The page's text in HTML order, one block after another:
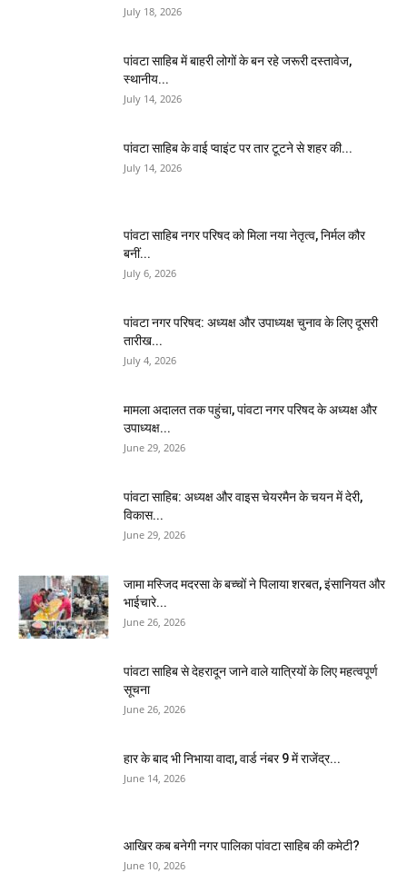
July 18, 2026
पांवटा साहिब में बाहरी लोगों के बन रहे जरूरी दस्तावेज,
स्थानीय...
July 14, 2026
पांवटा साहिब के वाई प्वाइंट पर तार टूटने से शहर की...
July 14, 2026
पांवटा साहिब नगर परिषद को मिला नया नेतृत्व, निर्मल कौर
बनीं...
July 6, 2026
पांवटा नगर परिषद: अध्यक्ष और उपाध्यक्ष चुनाव के लिए दूसरी
तारीख...
July 4, 2026
मामला अदालत तक पहुंचा, पांवटा नगर परिषद के अध्यक्ष और
उपाध्यक्ष...
June 29, 2026
पांवटा साहिब: अध्यक्ष और वाइस चेयरमैन के चयन में देरी,
विकास...
June 29, 2026
जामा मस्जिद मदरसा के बच्चों ने पिलाया शरबत, इंसानियत और
भाईचारे...
June 26, 2026
पांवटा साहिब से देहरादून जाने वाले यात्रियों के लिए महत्वपूर्ण
सूचना
June 26, 2026
हार के बाद भी निभाया वादा, वार्ड नंबर 9 में राजेंद्र...
June 14, 2026
आखिर कब बनेगी नगर पालिका पांवटा साहिब की कमेटी?
June 10, 2026